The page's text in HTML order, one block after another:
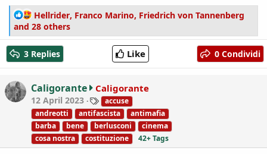
R
e
a
c
t
i
o
n
s
:
Hellrider, Franco Marino, Friedrich von Tannenberg
and 28 others
3 Replies Like 0 Condividi
Caligorante Caligorante
12 April 2023
T
a
g
s
accuse
andreotti
antifascista
antimafia
barba
bene berlusconi
cinema
cosa nostra
costituzione 42+ Tags